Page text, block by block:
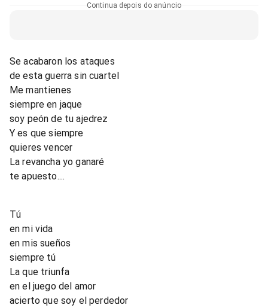
Continua depois do anúncio
Se acabaron los ataques
de esta guerra sin cuartel
Me mantienes
siempre en jaque
soy peón de tu ajedrez
Y es que siempre
quieres vencer
La revancha yo ganaré
te apuesto....
Tú
en mi vida
en mis sueños
siempre tú
La que triunfa
en el juego del amor
acierto que soy el perdedor